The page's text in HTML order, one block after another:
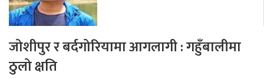
जोशीपुर र बर्दगोरियामा आगलागी : गहुँबालीमा
ठुलो क्षति